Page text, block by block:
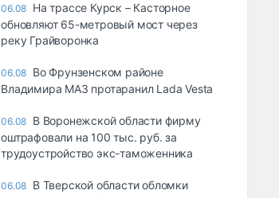
06.08 На трассе Курск – Касторное
обновляют 65-метровый мост через
реку Грайворонка
06.08 Во Фрунзенском районе
Владимира МАЗ протаранил Lada Vesta
06.08 В Воронежской области фирму
оштрафовали на 100 тыс. руб. за
трудоустройство экс-таможенника
06.08 В Тверской области обломки